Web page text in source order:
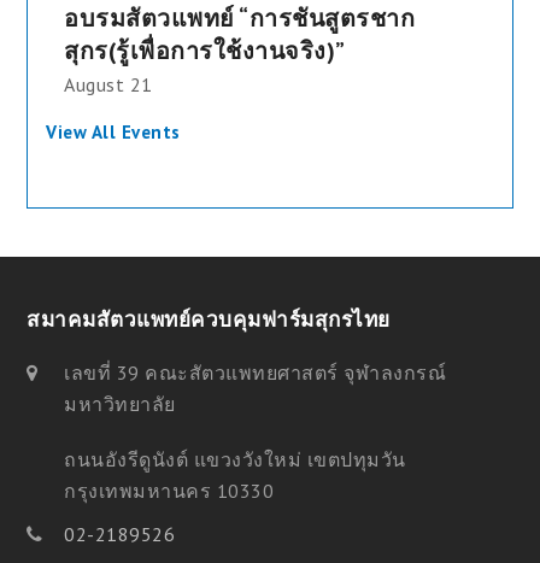
อบรมสัตวแพทย์ “การชันสูตรชาก
สุกร(รู้เพื่อการใช้งานจริง)”
August 21
View All Events
สมาคมสัตวแพทย์ควบคุมฟาร์มสุกรไทย
เลขที่ 39 คณะสัตวแพทยศาสตร์ จุฬาลงกรณ์
มหาวิทยาลัย
ถนนอังรีดูนังต์ แขวงวังใหม่ เขตปทุมวัน
กรุงเทพมหานคร 10330
02-2189526